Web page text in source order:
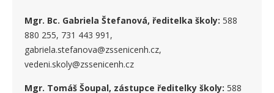
Mgr. Bc. Gabriela Štefanová, ředitelka školy: 588
880 255, 731 443 991,
gabriela.stefanova@zssenicenh.cz,
vedeni.skoly@zssenicenh.cz
Mgr. Tomáš Šoupal, zástupce ředitelky školy: 588